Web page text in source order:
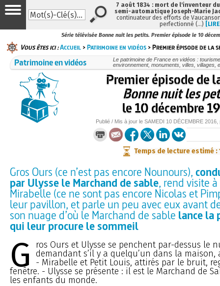
Série télévisée Bonne nuit les petits. Premier épisode le 10
Vous êtes ici :Accueil >Patrimoine en vidéos > Premier épisode de la
Patrimoine en vidéos
Le patrimoine de France en vidéos :
environnement, monuments, villes, villages,
Premier épisode de
Bonne nuit les
le 10 décembre
Publié / Mis à jour le SAMEDI 10 DÉCEMBRE 2016
Temps de lecture estimé :
Gros Ours (ce n’est pas encore Nounours),
par Ulysse le Marchand de sable, rend visite
Mirabelle (ce ne sont pas encore Nicolas et
leur pavillon, et parle un peu avec eux avant
son nuage d’où le Marchand de sable lance la
qui leur procure le sommeil
G
ros Ours et Ulysse se penchent par-dessus le
demandant s’il y a quelqu’un dans la maison,
- Mirabelle et Petit Louis, attirés par le bruit,
fenêtre. - Ulysse se présente : il est le Marchand de
les enfants du monde.
7 août 1834 : mort de l'inventeur
semi-automatique Joseph-Marie
continuateur des efforts de
perfectionné (…)